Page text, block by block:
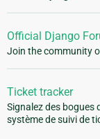
Official Django
Join the community
Ticket tracker
Signalez des bogues
système de suivi de